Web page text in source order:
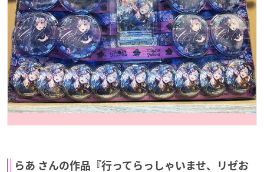
らあ さんの作品『行ってらっしゃいませ、リゼお